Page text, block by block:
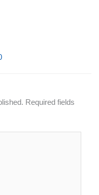
Required fields